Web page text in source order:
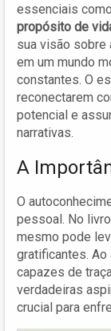
essenciais como
propósito de
sua visão sobre
em um mundo
constantes. O
reconectarem
potencial e
narrativas.
A
O
pessoal. No
mesmo pode
gratificantes.
capazes de
verdadeiras
crucial para